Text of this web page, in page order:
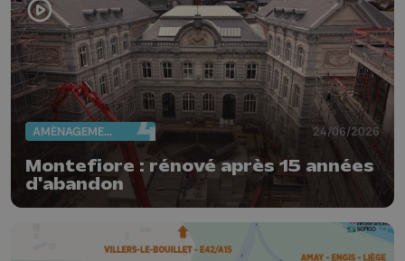
AMÉNAGEMENT DU TERRITOIRE 24/06/2026
Montefiore : rénové après 15 années
d'abandon